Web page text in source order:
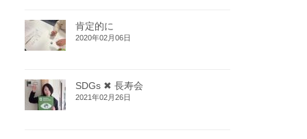
肯定的に
2020年02月06日
SDGs ✖ 長寿会
2021年02月26日